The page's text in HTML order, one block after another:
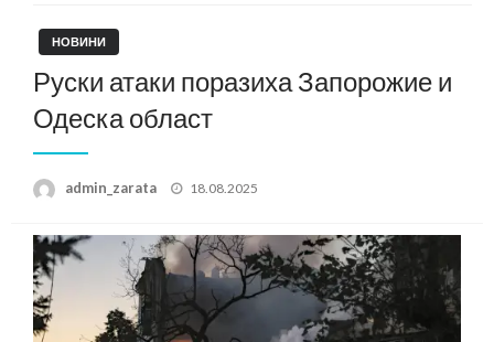
НОВИНИ
Руски атаки поразиха Запорожие и
Одеска област
admin_zarata
Posted
18.08.2025